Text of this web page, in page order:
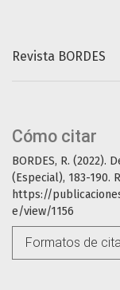
Cómo citar
BORDES, R. (2022).
(Especial), 183-190.
https://
e/view/1156
Formatos de
Revista BORDES